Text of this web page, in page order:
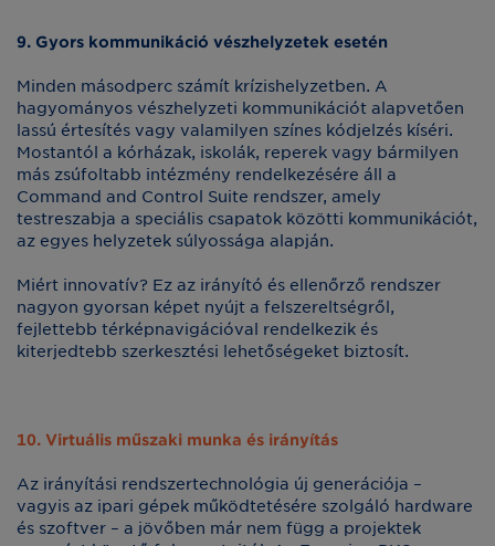
9. Gyors kommunikáció vészhelyzetek esetén
Minden másodperc számít krízishelyzetben. A
hagyományos vészhelyzeti kommunikációt alapvetően
lassú értesítés vagy valamilyen színes kódjelzés kíséri.
Mostantól a kórházak, iskolák, reperek vagy bármilyen
más zsúfoltabb intézmény rendelkezésére áll a
Command and Control Suite rendszer, amely
testreszabja a speciális csapatok közötti kommunikációt,
az egyes helyzetek súlyossága alapján.
Miért innovatív? Ez az irányító és ellenőrző rendszer
nagyon gyorsan képet nyújt a felszereltségről,
fejlettebb térképnavigációval rendelkezik és
kiterjedtebb szerkesztési lehetőségeket biztosít.
10. Virtuális műszaki munka és irányítás
Az irányítási rendszertechnológia új generációja –
vagyis az ipari gépek működtetésére szolgáló hardware
és szoftver – a jövőben már nem függ a projektek